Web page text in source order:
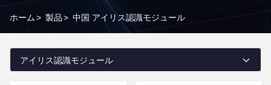
ホーム> 製品> 中国 アイリス認識モジュール
アイリス認識モジュール